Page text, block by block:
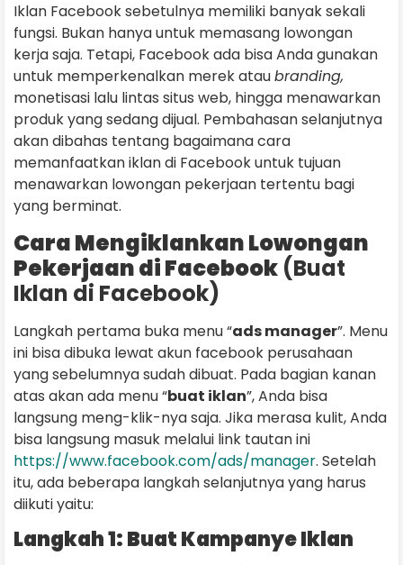
Iklan Facebook sebetulnya memiliki banyak sekali
fungsi. Bukan hanya untuk memasang lowongan
kerja saja. Tetapi, Facebook ada bisa Anda gunakan
untuk memperkenalkan merek ataubranding,
monetisasi lalu lintas situs web, hingga menawarkan
produk yang sedang dijual. Pembahasan selanjutnya
akan dibahas tentang bagaimana cara
memanfaatkan iklan di Facebook untuk tujuan
menawarkan lowongan pekerjaan tertentu bagi
yang berminat.
Cara Mengiklankan Lowongan
Pekerjaan di Facebook (Buat
Iklan di Facebook)
Langkah pertama buka menu “ads manager”. Menu
ini bisa dibuka lewat akun facebook perusahaan
yang sebelumnya sudah dibuat. Pada bagian kanan
atas akan ada menu “buat iklan”, Anda bisa
langsung meng-klik-nya saja. Jika merasa kulit, Anda
bisa langsung masuk melalui link tautan ini
https://www.facebook.com/ads/manager. Setelah
itu, ada beberapa langkah selanjutnya yang harus
diikuti yaitu:
Langkah 1: Buat Kampanye Iklan